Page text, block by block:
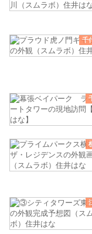
千